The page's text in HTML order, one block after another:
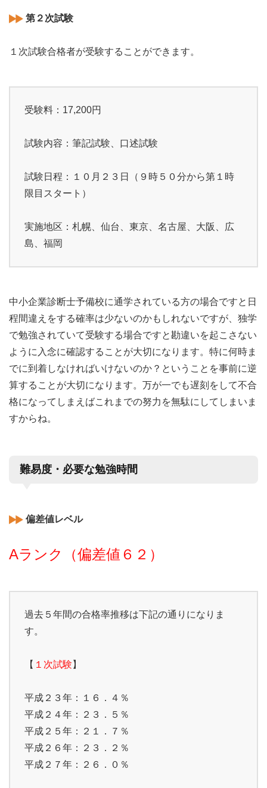
第２次試験
１次試験合格者が受験することができます。
受験料：17,200円
試験内容：筆記試験、口述試験
試験日程：１０月２３日（９時５０分から第１時
限目スタート）
実施地区：札幌、仙台、東京、名古屋、大阪、広
島、福岡
中小企業診断士予備校に通学されている方の場合ですと日
程間違えをする確率は少ないのかもしれないですが、独学
で勉強されていて受験する場合ですと勘違いを起こさない
ように入念に確認することが大切になります。特に何時ま
でに到着しなければいけないのか？ということを事前に逆
算することが大切になります。万が一でも遅刻をして不合
格になってしまえばこれまでの努力を無駄にしてしまいま
すからね。
難易度・必要な勉強時間
偏差値レベル
Aランク（偏差値６２）
過去５年間の合格率推移は下記の通りになりま
す。
【 １次試験 】
平成２３年：１６．４％
平成２４年：２３．５％
平成２５年：２１．７％
平成２６年：２３．２％
平成２７年：２６．０％